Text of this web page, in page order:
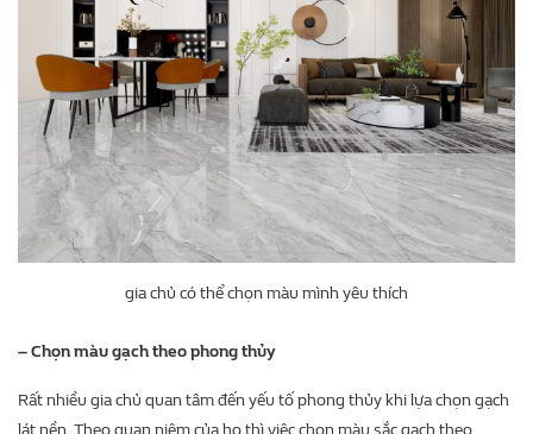
gia chủ có thể chọn màu mình yêu thích
– Chọn màu gạch theo phong thủy
Rất nhiều gia chủ quan tâm đến yếu tố phong thủy khi lựa chọn gạch